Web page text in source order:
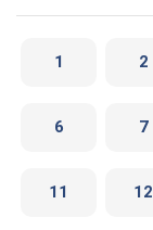
1 2
6 7
11 12